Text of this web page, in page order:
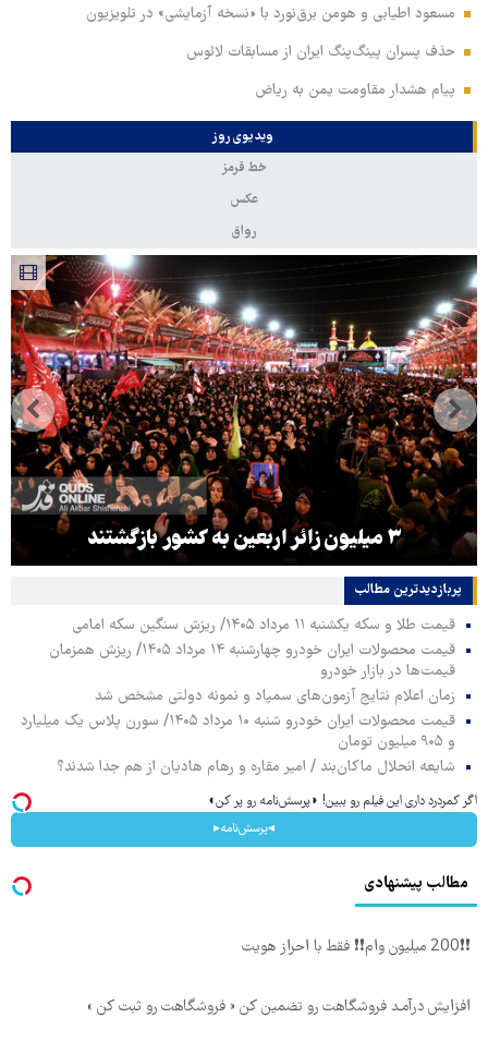
مسعود اطیابی و هومن برق‌نورد با «نسخه آزمایشی» در تلویزیون
حذف پسران پینگ‌پنگ ایران از مسابقات لائوس
پیام هشدار مقاومت یمن به ریاض
ویدیوی روز
خط قرمز
عکس
رواق
هماهنگی محور مقاومت، آمریکا را در منطقه درمانده
کرد
پربازدیدترین‌ مطالب
قیمت طلا و سکه یکشنبه ۱۱ مرداد ۱۴۰۵/ ریزش سنگین سکه امامی
قیمت محصولات ایران خودرو چهارشنبه ۱۴ مرداد ۱۴۰۵/ ریزش همزمان
قیمت‌ها در بازار خودرو
زمان اعلام نتایج آزمون‌های سمپاد و نمونه دولتی مشخص شد
قیمت محصولات ایران خودرو شنبه ۱۰ مرداد ۱۴۰۵/ سورن پلاس یک میلیارد
و ۹۰۵ میلیون تومان
شایعه انحلال ماکان‌بند / امیر مقاره و رهام هادیان از هم جدا شدند؟
اگر کمردرد داری این فیلم رو ببین! ◗پرسش‌نامه رو پر کن◖
◂پرسش‌نامه▸
مطالب پیشنهادی
❗❗200 میلیون وام❗❗ فقط با احراز هویت
افزایش درآمـد فروشگاهت رو تضمین کن « فروشگاهت رو ثبت کن »